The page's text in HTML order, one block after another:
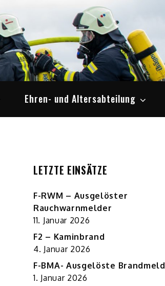
Ehren- und Altersabteilung
LETZTE EINSÄTZE
F-RWM – Ausgelöster
Rauchwarnmelder
11. Januar 2026
F2 – Kaminbrand
4. Januar 2026
F-BMA- Ausgelöste
1. Januar 2026